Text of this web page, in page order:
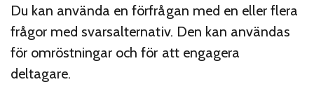
Du kan använda en förfrågan med en eller flera
frågor med svarsalternativ. Den kan användas
för omröstningar och för att engagera
deltagare.